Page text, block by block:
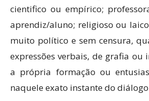
cientifico ou empírico;
aprendiz/aluno; religioso ou
muito político e sem censura,
expressões verbais, de grafia ou
a própria formação ou
naquele exato instante do